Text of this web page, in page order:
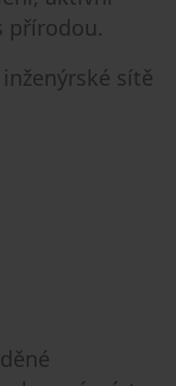
přírodou.
sítě